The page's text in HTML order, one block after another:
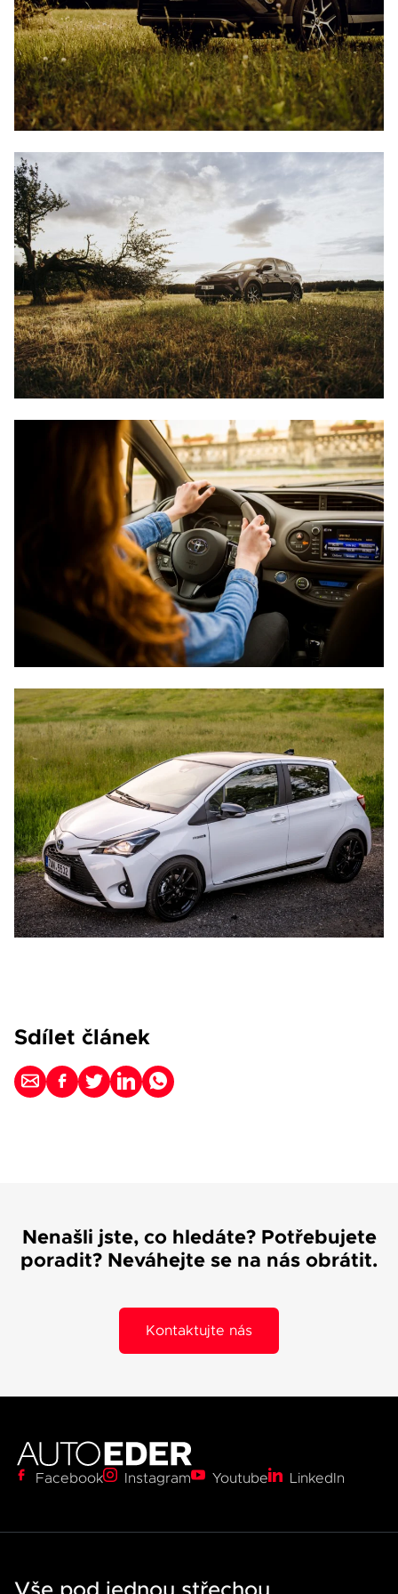
Sdílet článek
Nenašli jste, co hledáte? Potřebujete
poradit? Neváhejte se na nás obrátit.
Kontaktujte nás
Facebook Instagram Youtube LinkedIn
0
1
3
0
2 0
0
21